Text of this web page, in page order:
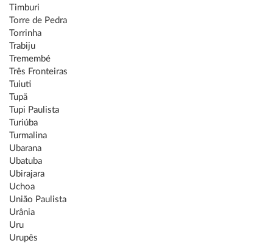
Timburi
Torre de Pedra
Torrinha
Trabiju
Tremembé
Três Fronteiras
Tuiuti
Tupã
Tupi Paulista
Turiúba
Turmalina
Ubarana
Ubatuba
Ubirajara
Uchoa
União Paulista
Urânia
Uru
Urupês